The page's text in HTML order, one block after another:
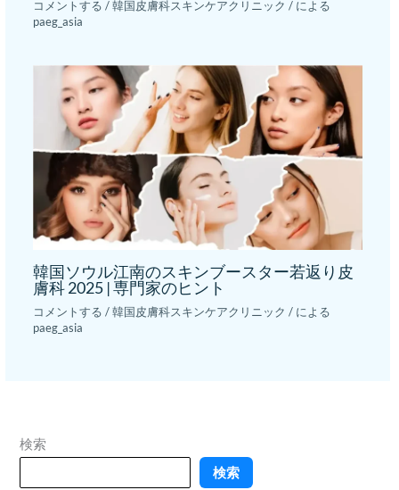
コメントする /韓国皮膚科スキンケアクリニック / による
paeg_asia
韓国ソウル江南のスキンブースター若返り皮
膚科 2025 | 専門家のヒント
コメントする /韓国皮膚科スキンケアクリニック / による
paeg_asia
検索
検索